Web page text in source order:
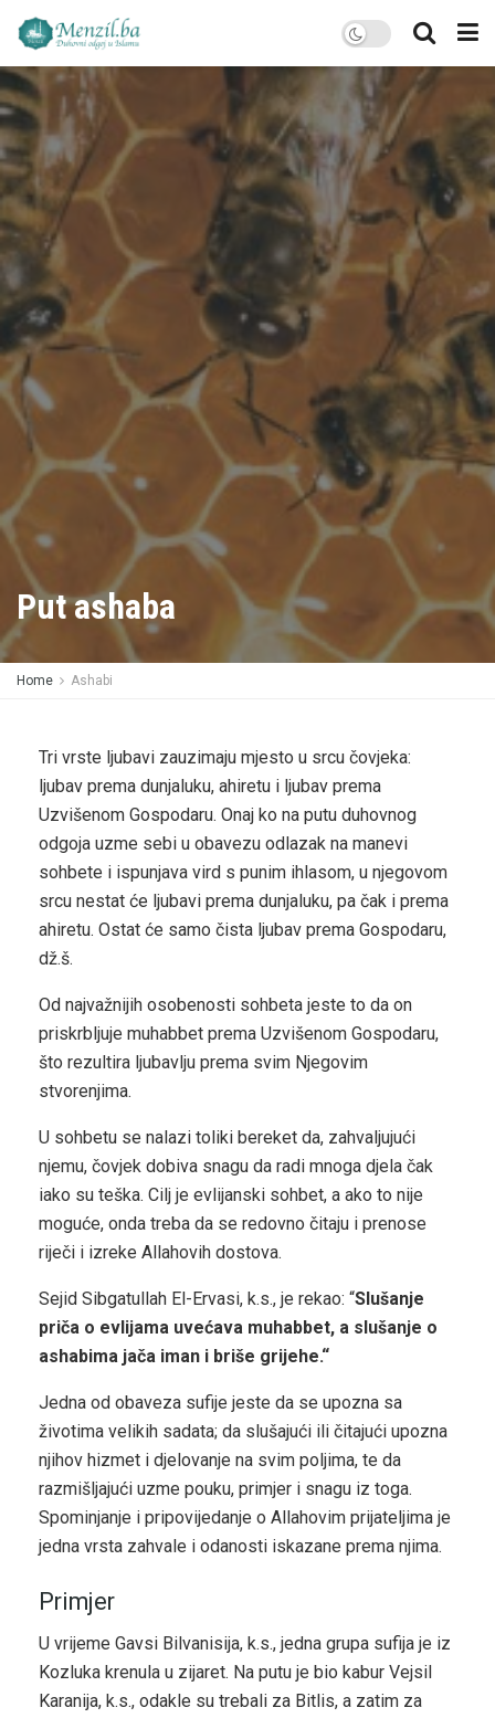
Put ashaba
Home Ashabi
Tri vrste ljubavi zauzimaju mjesto u srcu čovjeka:
ljubav prema dunjaluku, ahiretu i ljubav prema
Uzvišenom Gospodaru. Onaj ko na putu duhovnog
odgoja uzme sebi u obavezu odlazak na manevi
sohbete i ispunjava vird s punim ihlasom, u njegovom
srcu nestat će ljubavi prema dunjaluku, pa čak i prema
ahiretu. Ostat će samo čista ljubav prema Gospodaru,
dž.š.
Od najvažnijih osobenosti sohbeta jeste to da on
priskrbljuje muhabbet prema Uzvišenom Gospodaru,
što rezultira ljubavlju prema svim Njegovim
stvorenjima.
U sohbetu se nalazi toliki bereket da, zahvaljujući
njemu, čovjek dobiva snagu da radi mnoga djela čak
iako su teška. Cilj je evlijanski sohbet, a ako to nije
moguće, onda treba da se redovno čitaju i prenose
riječi i izreke Allahovih dostova.
Sejid Sibgatullah El-Ervasi, k.s., je rekao: “Slušanje
priča o evlijama uvećava muhabbet, a slušanje o
ashabima jača iman i briše grijehe.“
Jedna od obaveza sufije jeste da se upozna sa
životima velikih sadata; da slušajući ili čitajući upozna
njihov hizmet i djelovanje na svim poljima, te da
razmišljajući uzme pouku, primjer i snagu iz toga.
Spominjanje i pripovijedanje o Allahovim prijateljima je
jedna vrsta zahvale i odanosti iskazane prema njima.
Primjer
U vrijeme Gavsi Bilvanisija, k.s., jedna grupa sufija je iz
Kozluka krenula u zijaret. Na putu je bio kabur Vejsil
Karanija, k.s., odakle su trebali za Bitlis, a zatim za